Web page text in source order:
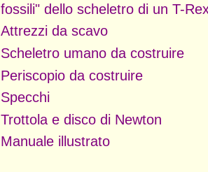
fossili" dello scheletro di un T-
Attrezzi da scavo
Scheletro umano da costruire
Periscopio da costruire
Specchi
Trottola e disco di Newton
Manuale illustrato